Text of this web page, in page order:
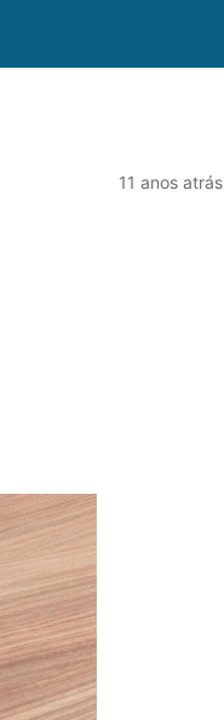
11 anos atrás